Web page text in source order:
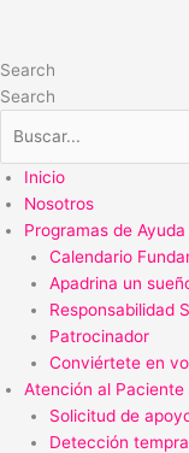
Search
Search
Inicio
Nosotros
Programas de Ayuda
Calendario
Apadrina un
Responsabilidad
Patrocinador
Conviértete en
Atención al Paciente
Solicitud de
Detección